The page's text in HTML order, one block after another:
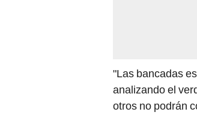
"Las bancadas
analizando el
otros no podrán